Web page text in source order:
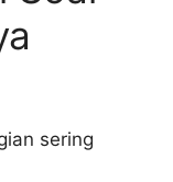
sering